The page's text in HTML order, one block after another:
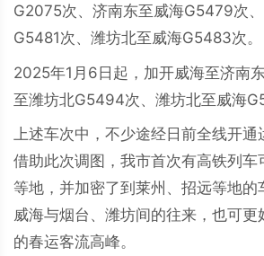
G2075次、济南东至威海G5479次
G5481次、潍坊北至威海G5483次。
2025年1月6日起，加开威海至济南
至潍坊北G5494次、潍坊北至威海
上述车次中，不少途经日前全线开通
借助此次调图，我市首次有高铁列车
等地，并加密了到莱州、招远等地的
威海与烟台、潍坊间的往来，也可更
的春运客流高峰。